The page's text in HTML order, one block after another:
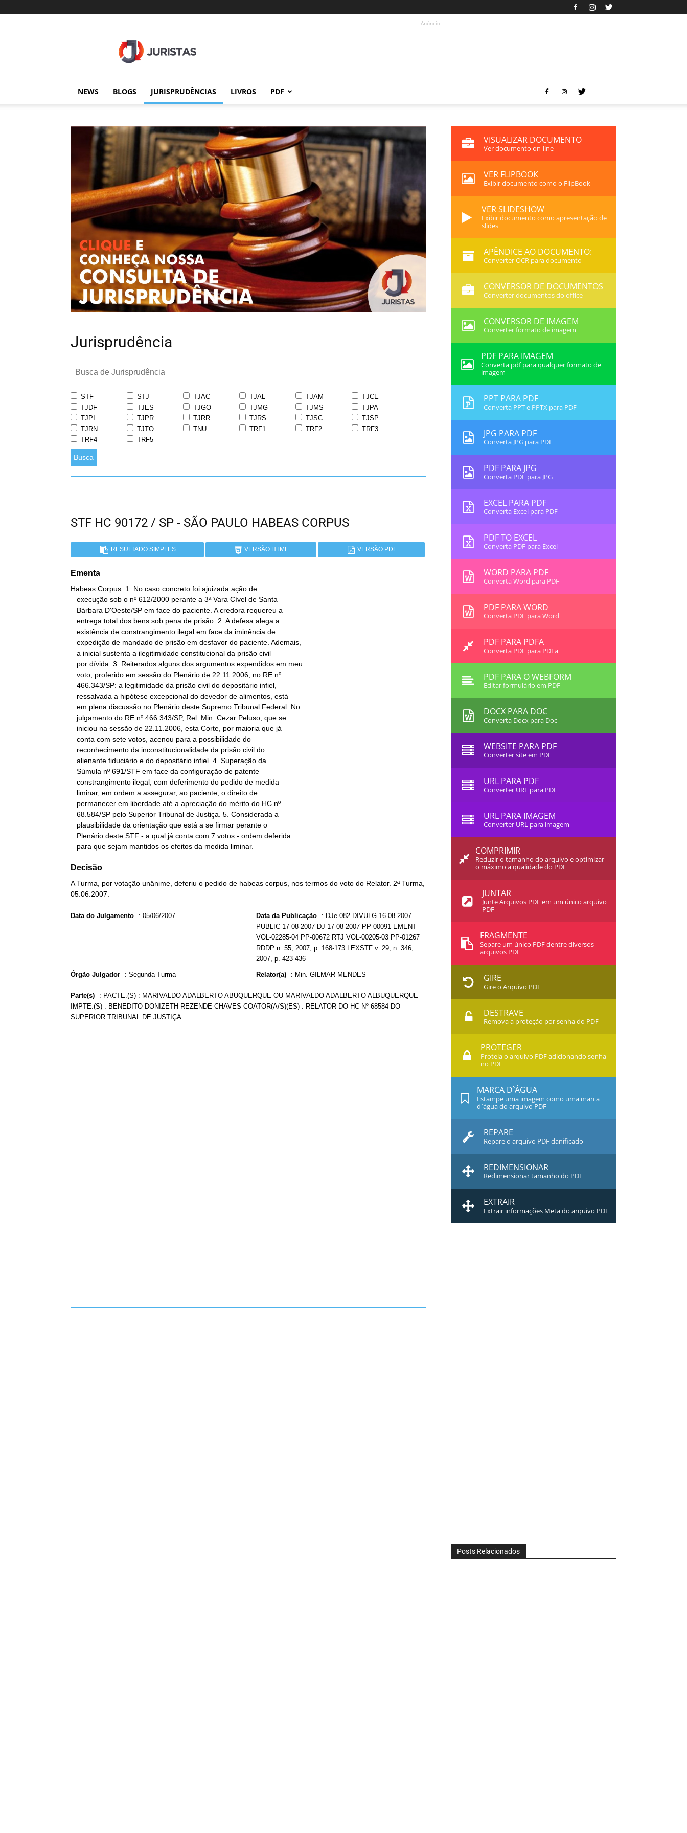
- Anúncio -
NEWS BLOGS JURISPRUDÊNCIAS LIVROS PDF
Jurisprudência
STF STJ TJAC TJAL TJAM
TJCE
TJDF
TJES TJGO TJMG TJMS
TJPA
TJPI
TJPR TJRR TJRS TJSC
TJSP
TJRN
TJTO TNU TRF1 TRF2
TRF3
TRF4
TRF5
Busca
STF HC 90172 / SP - SÃO PAULO HABEAS CORPUS
RESULTADO SIMPLES VERSÃO HTML VERSÃO PDF
Ementa
Habeas Corpus. 1. No caso concreto foi ajuizada ação de
   para que sejam mantidos os efeitos da medida liminar.
Decisão
A Turma, por votação unânime, deferiu o pedido de habeas corpus, nos termos do voto do Relator. 2ª Turma,
05.06.2007.
Data do Julgamento : 05/06/2007 Data da Publicação : DJe-082 DIVULG 16-08-2007
PUBLIC 17-08-2007 DJ 17-08-2007 PP-00091 EMENT
VOL-02285-04 PP-00672 RTJ VOL-00205-03 PP-01267
RDDP n. 55, 2007, p. 168-173 LEXSTF v. 29, n. 346,
2007, p. 423-436
Órgão Julgador : Segunda Turma Relator(a) : Min. GILMAR MENDES
Parte(s) : PACTE.(S) : MARIVALDO ADALBERTO ABUQUERQUE OU MARIVALDO ADALBERTO ALBUQUERQUE
IMPTE.(S) : BENEDITO DONIZETH REZENDE CHAVES COATOR(A/S)(ES) : RELATOR DO HC Nº 68584 DO
SUPERIOR TRIBUNAL DE JUSTIÇA
VISUALIZAR DOCUMENTO
Ver documento on-line
VER FLIPBOOK
Exibir documento como o FlipBook
VER SLIDESHOW
Exibir documento como apresentação de
slides
APÊNDICE AO DOCUMENTO:
Converter OCR para documento
CONVERSOR DE DOCUMENTOS
Converter documentos do office
CONVERSOR DE IMAGEM
Converter formato de imagem
PDF PARA IMAGEM
Converta pdf para qualquer formato de
imagem
PPT PARA PDF
Converta PPT e PPTX para PDF
JPG PARA PDF
Converta JPG para PDF
PDF PARA JPG
Converta PDF para JPG
EXCEL PARA PDF
Converta Excel para PDF
PDF TO EXCEL
Converta PDF para Excel
WORD PARA PDF
Converta Word para PDF
PDF PARA WORD
Converta PDF para Word
PDF PARA PDFA
Converta PDF para PDFa
PDF PARA O WEBFORM
Editar formulário em PDF
DOCX PARA DOC
Converta Docx para Doc
WEBSITE PARA PDF
Converter site em PDF
URL PARA PDF
Converter URL para PDF
URL PARA IMAGEM
Converter URL para imagem
COMPRIMIR
Reduzir o tamanho do arquivo e optimizar
o máximo a qualidade do PDF
JUNTAR
Junte Arquivos PDF em um único arquivo
PDF
FRAGMENTE
Separe um único PDF dentre diversos
arquivos PDF
GIRE
Gire o Arquivo PDF
DESTRAVE
Remova a proteção por senha do PDF
PROTEGER
Proteja o arquivo PDF adicionando senha
no PDF
MARCA D`ÁGUA
Estampe uma imagem como uma marca
d`água do arquivo PDF
REPARE
Repare o arquivo PDF danificado
REDIMENSIONAR
Redimensionar tamanho do PDF
EXTRAIR
Extrair informações Meta do arquivo PDF
Posts Relacionados